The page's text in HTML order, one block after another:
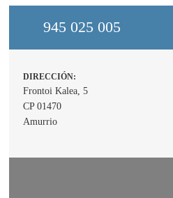
945 025 005
DIRECCIÓN:
Frontoi Kalea, 5
CP 01470
Amurrio